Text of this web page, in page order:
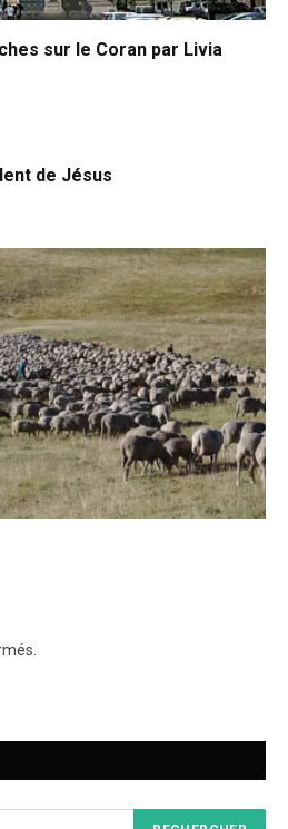
sur le Coran par Livia
de Jésus